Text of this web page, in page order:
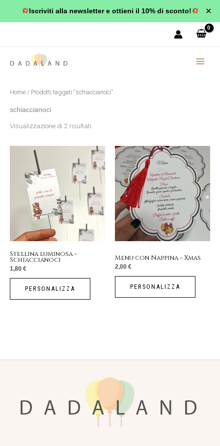
Iscriviti alla newsletter e ottieni il 10% di sconto! ✕
Home / Prodotti taggati “schiaccianoci”
schiaccianoci
Visualizzazione di 2 risultati
Popolarità
Stellina luminosa –
Schiaccianoci
1,80 €
PERSONALIZZA
Menu con Nappina – Xmas
2,00 €
PERSONALIZZA